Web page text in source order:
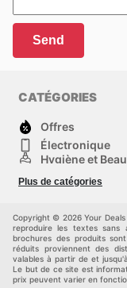
Send
CATÉGORIES
Offres
Électronique
Hygiène et
Mode
Animalerie
maison
Plus de catégories
Copyright © 2026 Your
reproduire les textes sans
brochures des produits
réduits proviennent des
valables à partir de et
Le but de ce site est
prix peuvent varier en